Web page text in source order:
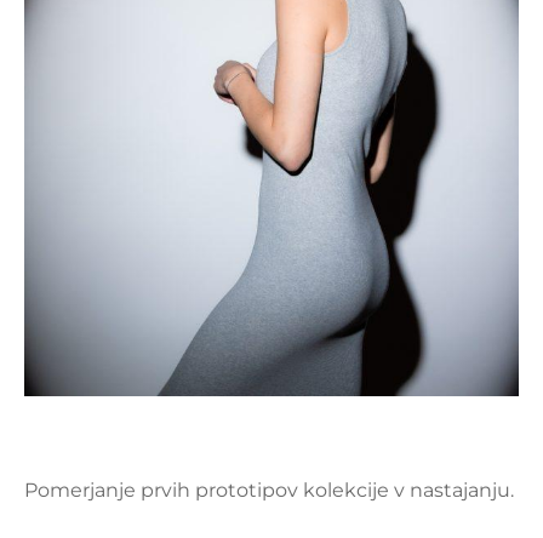
Pomerjanje prvih prototipov kolekcije v nastajanju.